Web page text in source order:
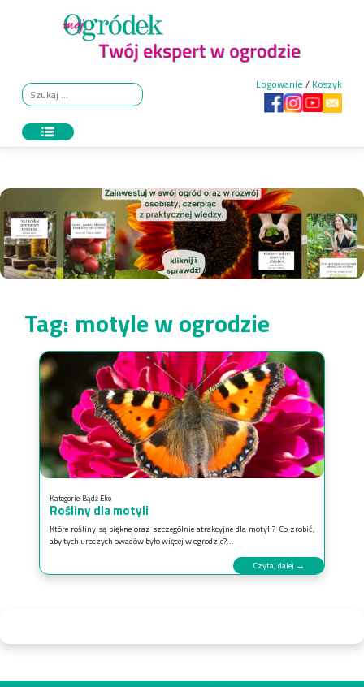
Logowanie / Koszyk
Tag: motyle w ogrodzie
Kategorie: Bądź Eko
Rośliny dla motyli
Które rośliny są piękne oraz szczególnie atrakcyjne dla motyli? Co zrobić,
aby tych uroczych owadów było więcej w ogrodzie?...
Czytaj dalej →